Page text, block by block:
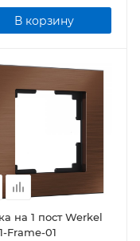
В корзину
на 1 пост Werkel
Frame-01